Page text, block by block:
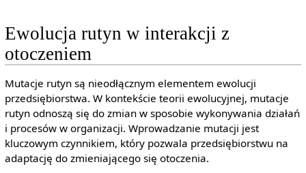
Ewolucja rutyn w interakcji z
otoczeniem
Mutacje rutyn są nieodłącznym elementem ewolucji
przedsiębiorstwa. W kontekście teorii ewolucyjnej, mutacje
rutyn odnoszą się do zmian w sposobie wykonywania działań
i procesów w organizacji. Wprowadzanie mutacji jest
kluczowym czynnikiem, który pozwala przedsiębiorstwu na
adaptację do zmieniającego się otoczenia.